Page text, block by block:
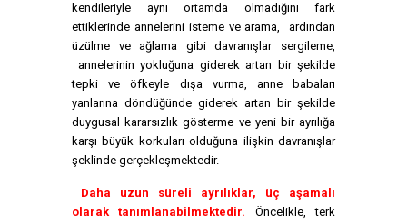
kendileriyle aynı ortamda olmadığını fark
ettiklerinde annelerini isteme ve arama, ardından
üzülme ve ağlama gibi davranışlar sergileme,
annelerinin yokluğuna giderek artan bir şekilde
tepki ve öfkeyle dışa vurma, anne babaları
yanlarına döndüğünde giderek artan bir şekilde
duygusal kararsızlık gösterme ve yeni bir ayrılığa
karşı büyük korkuları olduğuna ilişkin davranışlar
şeklinde gerçekleşmektedir.
Daha uzun süreli ayrılıklar, üç aşamalı
olarak tanımlanabilmektedir. Öncelikle, terk